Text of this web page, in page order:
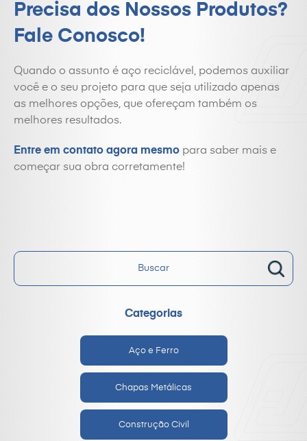
Precisa dos Nossos Produtos?
Fale Conosco!
Quando o assunto é aço reciclável, podemos auxiliar
você e o seu projeto para que seja utilizado apenas
as melhores opções, que ofereçam também os
melhores resultados.
Entre em contato agora mesmo para saber mais e
começar sua obra corretamente!
Categorias
Aço e Ferro
Chapas Metálicas
Construção Civil